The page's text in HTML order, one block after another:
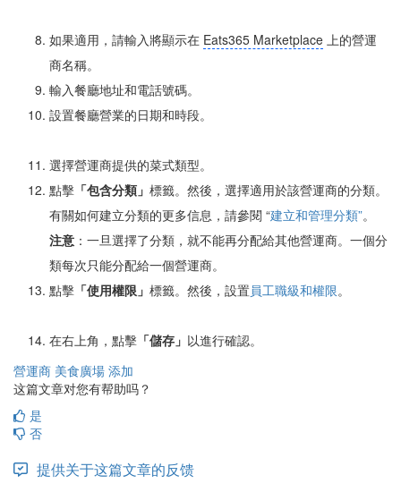
如果適用，請輸入將顯示在 Eats365 Marketplace 上的營運
商名稱。
輸入餐廳地址和電話號碼。
設置餐廳營業的日期和時段。
選擇營運商提供的菜式類型。
點擊 「包含分類」 標籤。然後，選擇適用於該營運商的分類。
有關如何建立分類的更多信息，請參閱 “建立和管理分類”。
注意 ：一旦選擇了分類，就不能再分配給其他營運商。一個分
類每次只能分配給一個營運商。
點擊 「使用權限」 標籤。然後，設置員工職級和權限。
在右上角，點擊 「儲存」 以進行確認。
營運商 美食廣場 添加
这篇文章对您有帮助吗？
是
否
提供关于这篇文章的反馈